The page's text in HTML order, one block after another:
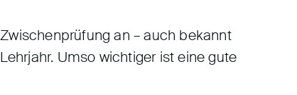
an – auch bekannt
Umso wichtiger ist eine gute